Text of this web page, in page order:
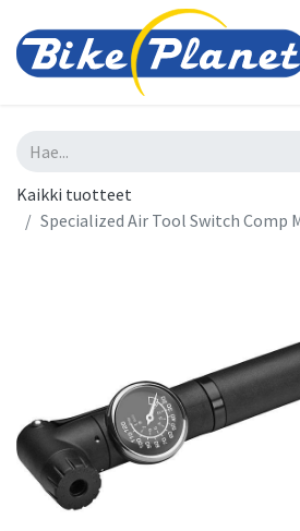
Kaikki tuotteet
Specialized Air Tool Switch Comp